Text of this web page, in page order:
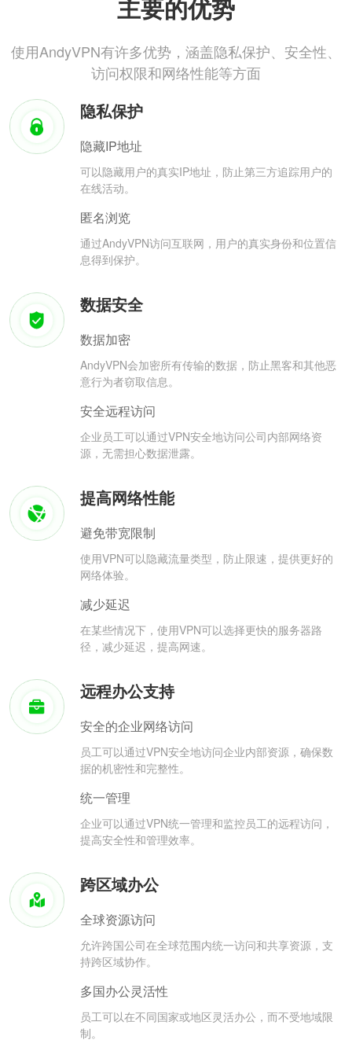
主要的优势
使用AndyVPN有许多优势，涵盖隐私保护、安全性、
访问权限和网络性能等方面
隐私保护
隐藏IP地址
可以隐藏用户的真实IP地址，防止第三方追踪用户的
在线活动。
匿名浏览
通过AndyVPN访问互联网，用户的真实身份和位置信
息得到保护。
数据安全
数据加密
AndyVPN会加密所有传输的数据，防止黑客和其他恶
意行为者窃取信息。
安全远程访问
企业员工可以通过VPN安全地访问公司内部网络资
源，无需担心数据泄露。
提高网络性能
避免带宽限制
使用VPN可以隐藏流量类型，防止限速，提供更好的
网络体验。
减少延迟
在某些情况下，使用VPN可以选择更快的服务器路
径，减少延迟，提高网速。
远程办公支持
安全的企业网络访问
员工可以通过VPN安全地访问企业内部资源，确保数
据的机密性和完整性。
统一管理
企业可以通过VPN统一管理和监控员工的远程访问，
提高安全性和管理效率。
跨区域办公
全球资源访问
允许跨国公司在全球范围内统一访问和共享资源，支
持跨区域协作。
多国办公灵活性
员工可以在不同国家或地区灵活办公，而不受地域限
制。